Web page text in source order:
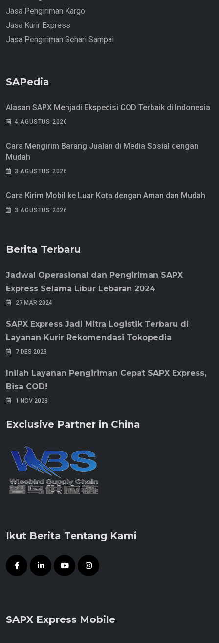
Jasa Pengiriman Kargo
Jasa Kurir Express
Jasa Pengiriman Sehari Sampai
SAPedia
Alasan SAPX Menjadi Ekspedisi COD Terbaik di Indonesia
4 AGUSTUS 2026
Cara Mengirim Barang Jualan di Media Sosial dengan
Mudah
3 AGUSTUS 2026
Cara Kirim Mobil ke Luar Kota dengan Aman dan Mudah
3 AGUSTUS 2026
Berita Terbaru
Jadwal Operasional dan Pengiriman SAPX
Express Selama Libur Lebaran 2024
27 MAR 2024
SAPX Express Jadi Mitra Logistik Terbaru di
Layanan Kurir Rekomendasi Tokopedia
7 DES 2023
Inilah Layanan Pengiriman Cepat SAPX Express,
Bisa COD!
1 NOV 2023
Exclusive Partner in China
Ikut Berita Tentang Kami
SAPX Express Mobile